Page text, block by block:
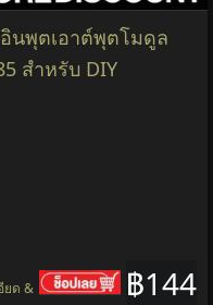
นพุตเอาต์พุตโมดูล
สำหรับ DIY
฿144
ยด &